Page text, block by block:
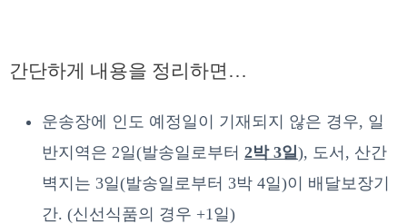
간단하게 내용을 정리하면…
운송장에 인도 예정일이 기재되지 않은 경우, 일
반지역은 2일(발송일로부터 2박 3일 ), 도서, 산간
벽지는 3일(발송일로부터 3박 4일)이 배달보장기
간. (신선식품의 경우 +1일)